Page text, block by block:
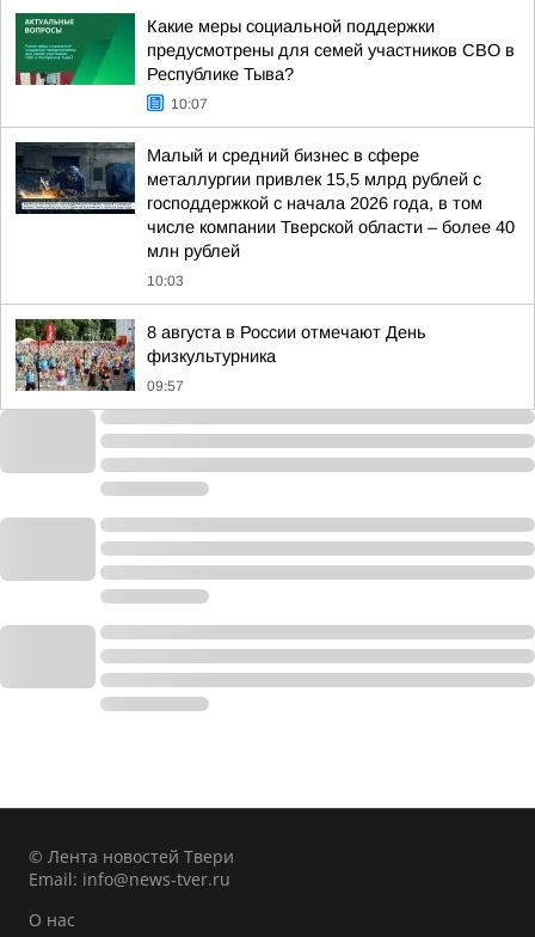
Какие меры социальной поддержки
предусмотрены для семей участников СВО в
Республике Тыва?
10:07
Малый и средний бизнес в сфере
металлургии привлек 15,5 млрд рублей с
господдержкой с начала 2026 года, в том
числе компании Тверской области – более 40
млн рублей
10:03
8 августа в России отмечают День
физкультурника
09:57
© Лента новостей Твери
Email: info@news-tver.ru
О нас